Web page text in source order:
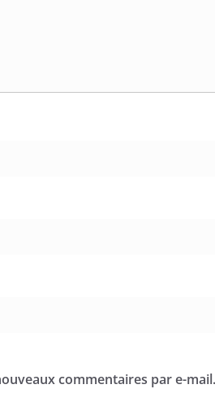
commentaires par e-mail.